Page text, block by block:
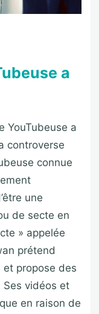
a
YouTubeuse a
controverse
connue
une
de secte en
» appelée
prétend
et propose des
Ses vidéos et
en raison de